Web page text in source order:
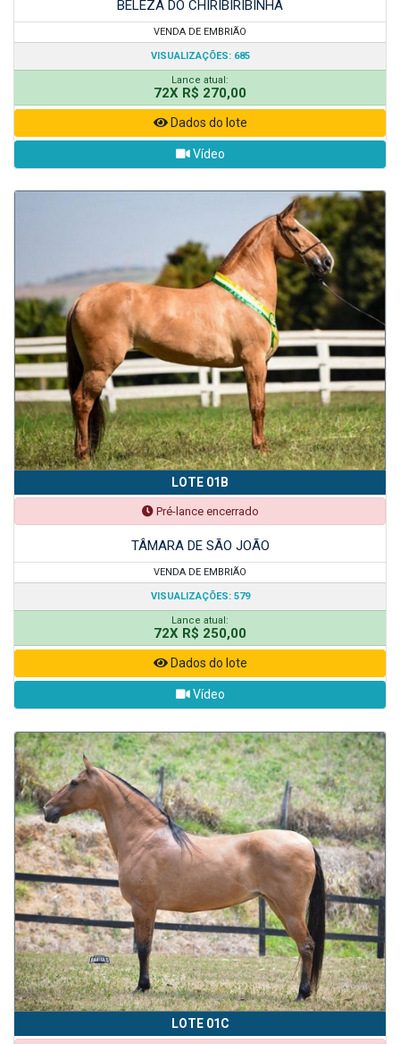
BELEZA DO CHIRIBIRIBINHA
VENDA DE EMBRIÃO
VISUALIZAÇÕES: 685
Lance atual:
72X R$ 270,00
Dados do lote
Vídeo
LOTE 01B
Pré-lance encerrado
TÂMARA DE SÃO JOÃO
VENDA DE EMBRIÃO
VISUALIZAÇÕES: 579
Lance atual:
72X R$ 250,00
Dados do lote
Vídeo
LOTE 01C